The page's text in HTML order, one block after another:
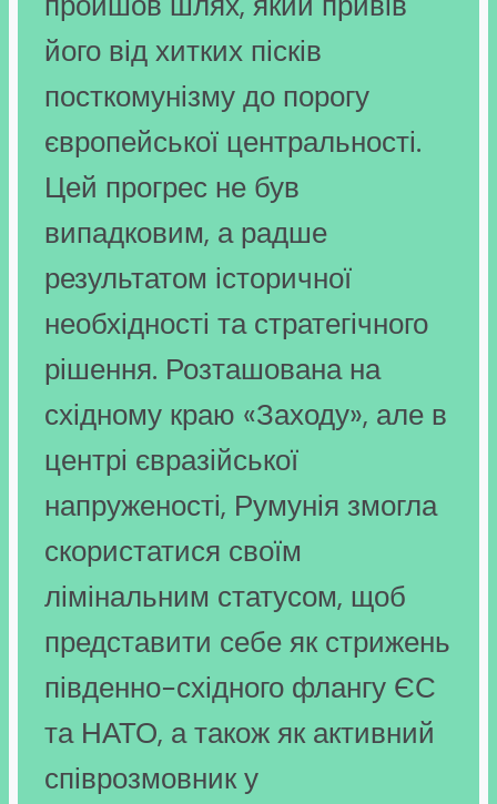
його від хитких пісків
посткомунізму до порогу
європейської центральності.
Цей прогрес не був
випадковим, а радше
результатом історичної
необхідності та стратегічного
рішення. Розташована на
східному краю «Заходу», але в
центрі євразійської
напруженості, Румунія змогла
скористатися своїм
лімінальним статусом, щоб
представити себе як стрижень
південно-східного флангу ЄС
та НАТО, а також як активний
співрозмовник у